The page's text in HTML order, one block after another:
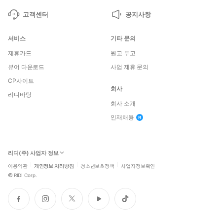
고객센터 공지사항
서비스
제휴카드
뷰어 다운로드
CP사이트
리디바탕
기타 문의
원고 투고
사업 제휴 문의
회사
회사 소개
인재채용
리디(주) 사업자 정보
이용약관 개인정보 처리방침 청소년보호정책 사업자정보확인
© RIDI Corp.
페
이
인
스
트
위
유
튜
틱
톡